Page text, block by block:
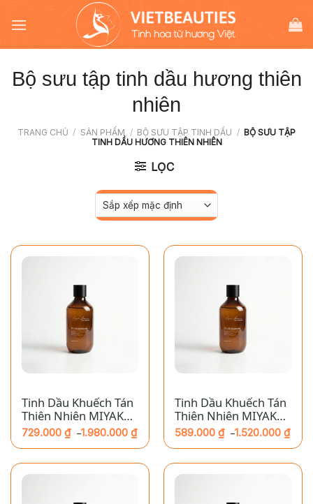
đến
Bộ sưu tập tinh dầu hương thiên
nhiên
TRANG CHỦ / SẢN PHẨM / BỘ SƯU TẬP TINH DẦU / BỘ SƯU TẬP
TINH DẦU HƯƠNG THIÊN NHIÊN
LỌC
Tinh Dầu Khuếch Tán
Thiên Nhiên MIYAKO
HOME – Bạc Hà
729.000 ₫ –1.980.000 ₫
giá:
729.000 ₫
đến
1.980.000 ₫
Tinh Dầu Khuếch Tán
Thiên Nhiên MIYAKO
HOME – Cam Trong
589.000 ₫ –1.520.000 ₫
giá:
589.000 ₫
đến
1.520.000 ₫